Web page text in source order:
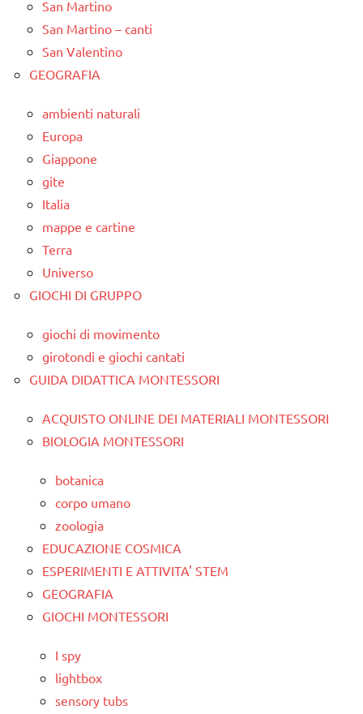
San Martino
San Martino – canti
San Valentino
GEOGRAFIA
ambienti naturali
Europa
Giappone
gite
Italia
mappe e cartine
Terra
Universo
GIOCHI DI GRUPPO
giochi di movimento
girotondi e giochi cantati
GUIDA DIDATTICA MONTESSORI
ACQUISTO ONLINE DEI MATERIALI MONTESSORI
BIOLOGIA MONTESSORI
botanica
corpo umano
zoologia
EDUCAZIONE COSMICA
ESPERIMENTI E ATTIVITA' STEM
GEOGRAFIA
GIOCHI MONTESSORI
I spy
lightbox
sensory tubs